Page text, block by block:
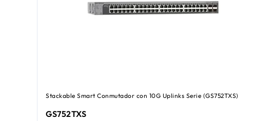
Stackable Smart Conmutador con 10G Uplinks Serie (GS752TXS)
GS752TXS